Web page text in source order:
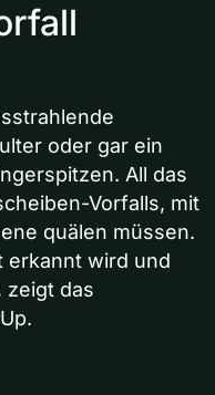
oder gar ein
All das
Vorfalls, mit
quälen müssen.
erkannt wird und
zeigt das